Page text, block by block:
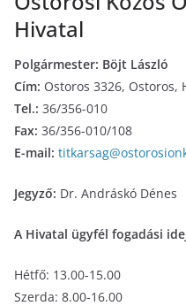
Hivatal
Polgármester: Böjt László
Cím: Ostoros 3326, Ostoros,
Tel.: 36/356-010
Fax: 36/356-010/108
E-mail: titkarsag@
Jegyző: Dr. Andráskó Dénes
A Hivatal ügyfél fogadási
Hétfő: 13.00-15.00
Szerda: 8.00-16.00